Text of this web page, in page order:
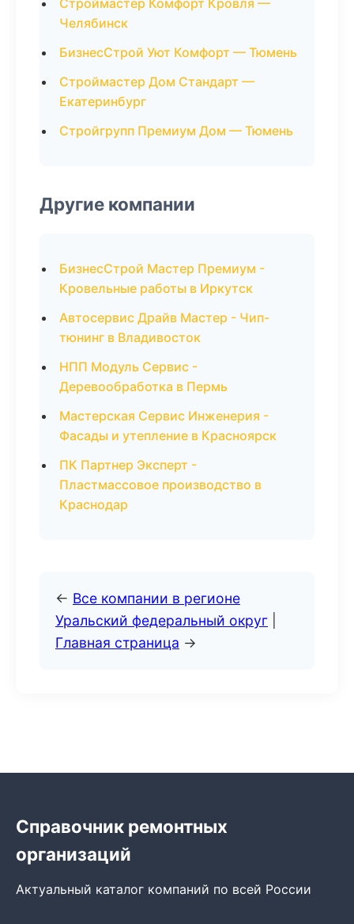
Строймастер Комфорт Кровля —
Челябинск
БизнесСтрой Уют Комфорт — Тюмень
Строймастер Дом Стандарт —
Екатеринбург
Стройгрупп Премиум Дом — Тюмень
Другие компании
БизнесСтрой Мастер Премиум -
Кровельные работы в Иркутск
Автосервис Драйв Мастер - Чип-
тюнинг в Владивосток
НПП Модуль Сервис -
Деревообработка в Пермь
Мастерская Сервис Инженерия -
Фасады и утепление в Красноярск
ПК Партнер Эксперт -
Пластмассовое производство в
Краснодар
← Все компании в регионе
Уральский федеральный округ
Главная страница →
Справочник ремонтных
организаций
Актуальный каталог компаний по всей России